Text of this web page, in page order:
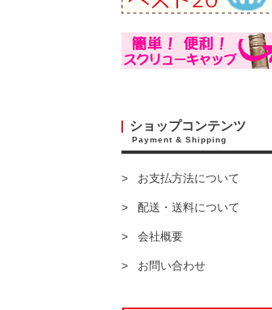
ショップコンテンツ
Payment & Shipping
お支払方法について
配送・送料について
会社概要
お問い合わせ